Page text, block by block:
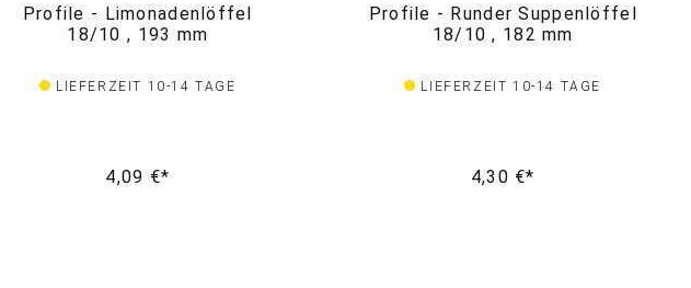
Profile - Limonadenlöffel
18/10 , 193 mm
LIEFERZEIT 10-14 TAGE
4,09 €*
Profile - Runder Suppenlöffel
18/10 , 182 mm
LIEFERZEIT 10-14 TAGE
4,30 €*